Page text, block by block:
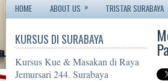
HOME ABOUT US » TRISTAR SURABAYA
KURSUS DI SURABAYA
Kursus Kue & Masakan di Raya
Jemursari 244. Surabaya